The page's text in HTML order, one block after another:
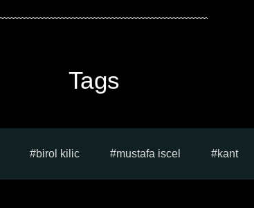
Tags
birol kilic mustafa iscel kant